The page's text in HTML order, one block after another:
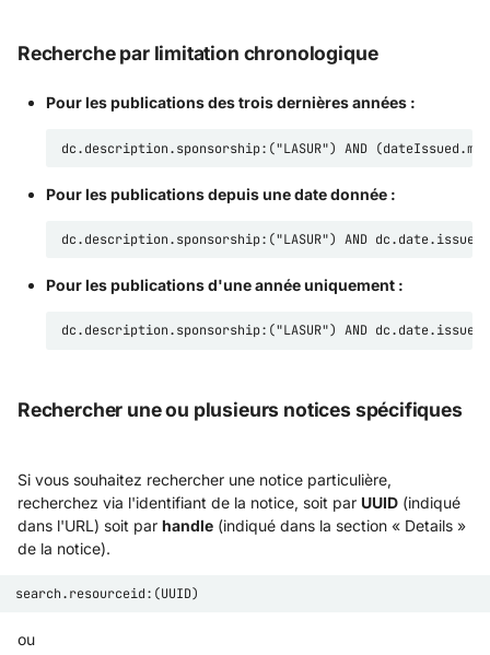
Recherche par limitation chronologique
Pour les publications des trois dernières années :
Pour les publications depuis une date donnée :
Pour les publications d'une année uniquement :
Rechercher une ou plusieurs notices spécifiques
Si vous souhaitez rechercher une notice particulière,
recherchez via l'identifiant de la notice, soit par UUID (indiqué
dans l'URL) soit par handle (indiqué dans la section « Details »
de la notice).
ou